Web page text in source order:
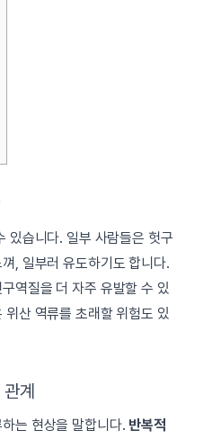
있습니다. 일부 사람들은 헛구
, 일부러 유도하기도 합니다.
역질을 더 자주 유발할 수 있
산 역류를 초래할 위험도 있
계
는 현상을 말합니다. 반복적